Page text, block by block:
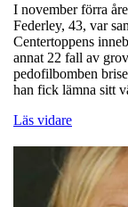
I november förra
Federley, 43, var
Centertoppens
annat 22 fall av
pedofilbomben
han fick lämna sitt
Läs vidare